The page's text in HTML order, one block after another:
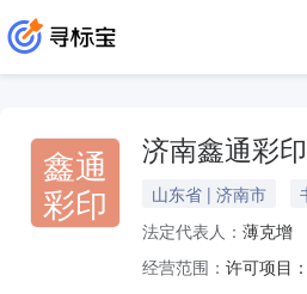
鑫通
彩印
济南鑫通彩
山东省 | 济南市
法定代表人： 薄克增
经营范围：